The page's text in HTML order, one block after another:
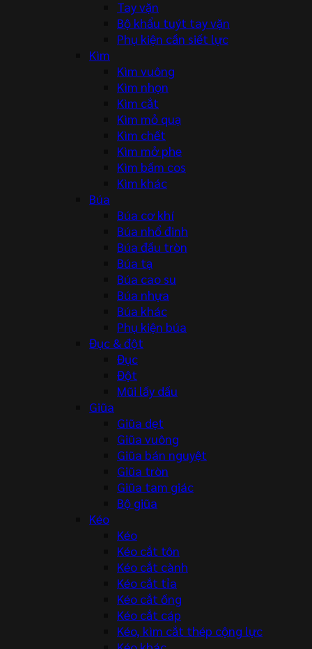
Tay vặn
Bộ khẩu tuýt tay vặn
Phụ kiện cần siết lực
Kìm
Kìm vuông
Kìm nhọn
Kìm cắt
Kìm mỏ quạ
Kìm chết
Kìm mở phe
Kìm bấm cos
Kìm khác
Búa
Búa cơ khí
Búa nhổ đinh
Búa đầu tròn
Búa tạ
Búa cao su
Búa nhựa
Búa khác
Phụ kiện búa
Đục & đột
Đục
Đột
Mũi lấy dấu
Giũa
Giũa dẹt
Giũa vuông
Giũa bán nguyệt
Giũa tròn
Giũa tam giác
Bộ giũa
Kéo
Kéo
Kéo cắt tôn
Kéo cắt cành
Kéo cắt tỉa
Kéo cắt ống
Kéo cắt cáp
Kéo, kìm cắt thép cộng lực